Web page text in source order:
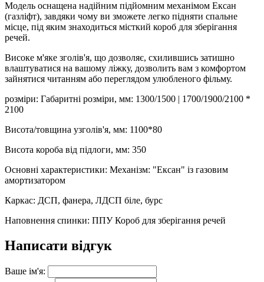
Модель оснащена надійним підйомним механімом Ексан
(газліфт), завдяки чому ви зможете легко підняти спальне
місце, під яким знаходиться місткий короб для зберігання
речей.
Високе м'яке зголів'я, що дозволяє, схилившись затишно
влаштуватися на вашому ліжку, дозволить вам з комфортом
зайнятися читанням або переглядом улюбленого фільму.
розміри: Габаритні розміри, мм: 1300/1500 | 1700/1900/2100 *
2100
Висота/товщина узголів'я, мм: 1100*80
Висота короба від підлоги, мм: 350
Основні характеристики: Механізм: "Ексан" із газовим
амортизатором
Каркас: ДСП, фанера, ЛДСП біле, бурс
Наповнення спинки: ППУ Короб для зберігання речей
Написати відгук
Ваше ім'я: